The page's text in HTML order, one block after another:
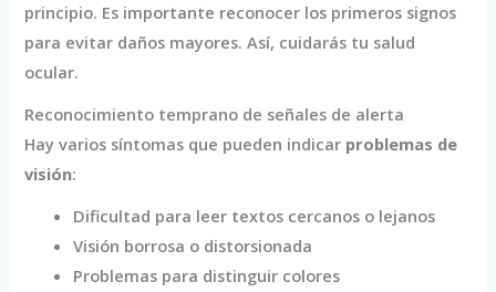
principio. Es importante reconocer los primeros signos
para evitar daños mayores. Así, cuidarás tu salud
ocular.
Reconocimiento temprano de señales de alerta
Hay varios síntomas que pueden indicar problemas de
visión:
Dificultad para leer textos cercanos o lejanos
Visión borrosa o distorsionada
Problemas para distinguir colores